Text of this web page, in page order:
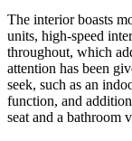
The interior boasts
units, high-speed
throughout, which
attention has been
seek, such as an
function, and
seat and a bathroom